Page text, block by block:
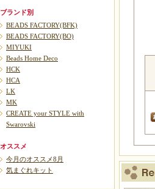
ブランド別
BEADS FACTORY(BFK)
BEADS FACTORY(BO)
MIYUKI
Beads Home Deco
HCK
HCA
LK
MK
CREATE your STYLE with
Swarovski
オススメ
今月のオススメ8月
気まぐれキット